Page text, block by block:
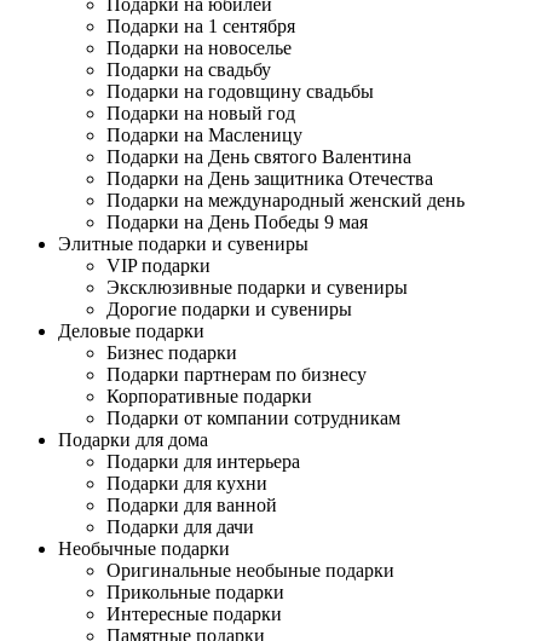
Подарки на юбилей
Подарки на 1 сентября
Подарки на новоселье
Подарки на свадьбу
Подарки на годовщину свадьбы
Подарки на новый год
Подарки на Масленицу
Подарки на День святого Валентина
Подарки на День защитника Отечества
Подарки на международный женский день
Подарки на День Победы 9 мая
Элитные подарки и сувениры
VIP подарки
Эксклюзивные подарки и сувениры
Дорогие подарки и сувениры
Деловые подарки
Бизнес подарки
Подарки партнерам по бизнесу
Корпоративные подарки
Подарки от компании сотрудникам
Подарки для дома
Подарки для интерьера
Подарки для кухни
Подарки для ванной
Подарки для дачи
Необычные подарки
Оригинальные необыные подарки
Прикольные подарки
Интересные подарки
Памятные подарки